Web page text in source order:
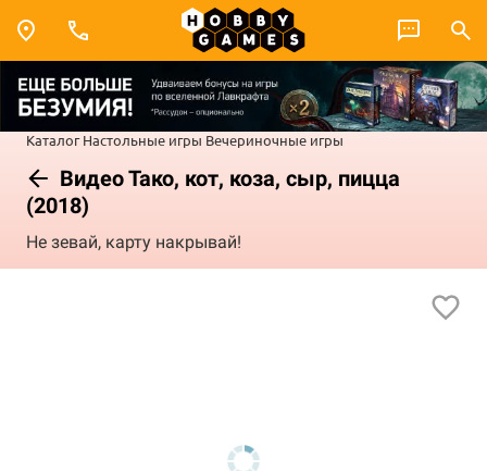
Каталог Настольные игры Вечериночные игры
Видео Тако, кот, коза, сыр, пицца
(2018)
Не зевай, карту накрывай!